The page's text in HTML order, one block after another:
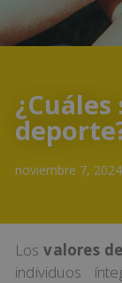
noviembre 7, 2024
Losvalores
individuos